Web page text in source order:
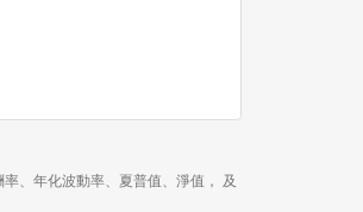
率、年化波動率、夏普值、淨值， 及